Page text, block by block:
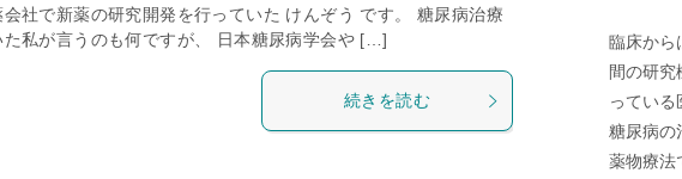
社で新薬の研究開発を行っていた けんぞう です。 糖尿病治療
私が言うのも何ですが、 日本糖尿病学会や […]
続きを読む
臨床から
間の研究
っている
糖尿病の
薬物療法